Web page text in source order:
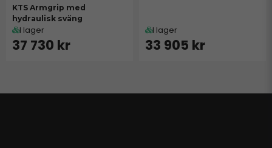
KTS Armgrip med
hydraulisk sväng
I lager
37 730 kr
I lager
33 905 kr